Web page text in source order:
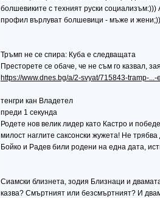
болшевиките с техният руски
профил върлуват болшевици - мъже и
Тръмп не се спира: Куба е следващата
Престорете се обаче, че не съм го казвал,
https://www.dnes.bg/a/2-svyat/715843-tramp-
тенгри кан Владетел
преди 1 секунда
Родете нов велик лидер като Кастро и
милост наглите саксонски жужета! Не
Бойко и Радев били родени на една дата,
Сиамски близнета, зодия Близнаци и
казва? Смъртният или безсмъртният? И